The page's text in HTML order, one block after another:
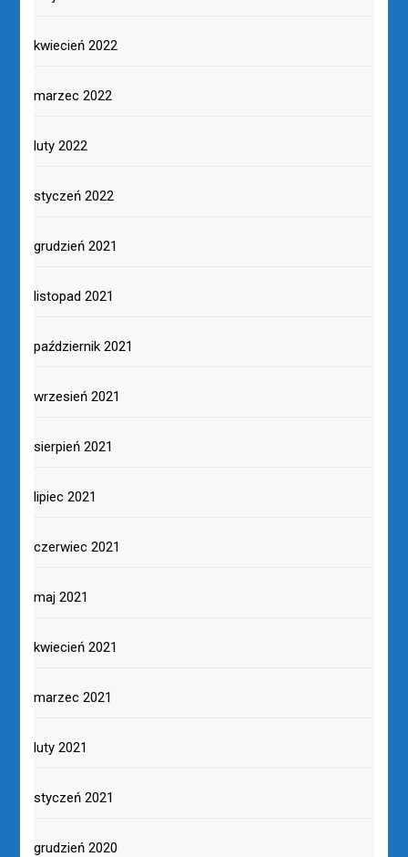
kwiecień 2022
marzec 2022
luty 2022
styczeń 2022
grudzień 2021
listopad 2021
październik 2021
wrzesień 2021
sierpień 2021
lipiec 2021
czerwiec 2021
maj 2021
kwiecień 2021
marzec 2021
luty 2021
styczeń 2021
grudzień 2020